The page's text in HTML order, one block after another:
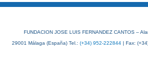
FUNDACION JOSE LUIS FERNANDEZ CANTOS –
29001 Málaga (España) Tel.: (+34) 952-222844| Fax: